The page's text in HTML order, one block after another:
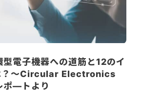
型電子機器への道筋と12のイ
？～Circular Electronics
―トより